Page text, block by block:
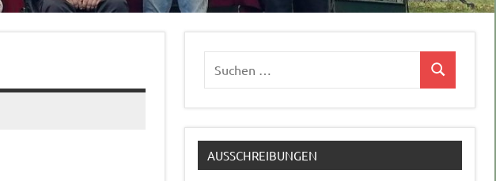
Suchen
nach:
Suchen
AUSSCHREIBUNGEN